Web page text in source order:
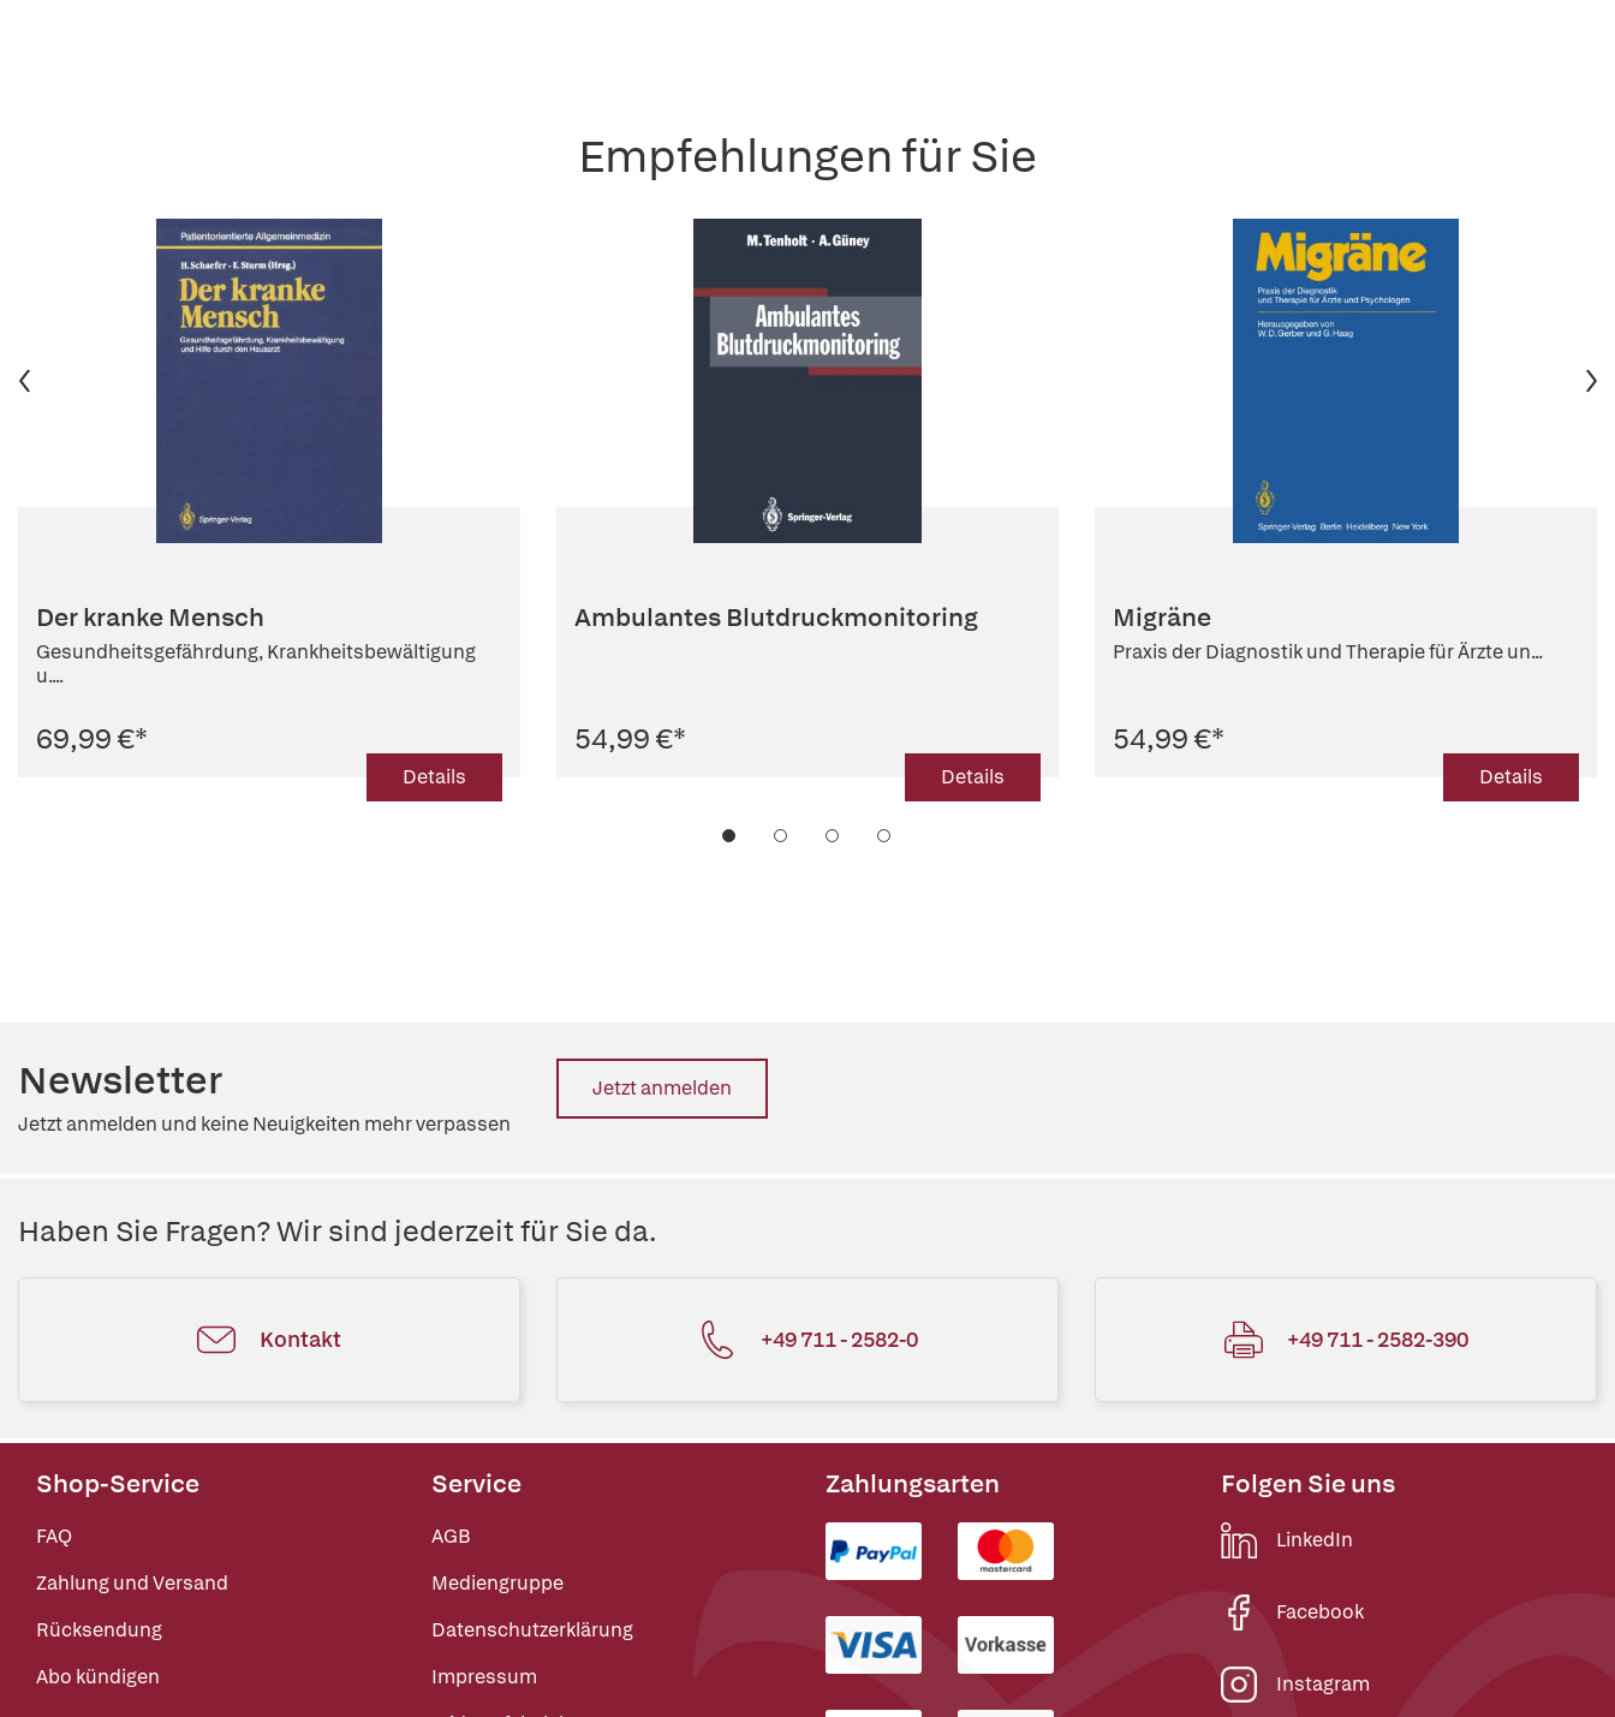
Empfehlungen für Sie
Der kranke Mensch
Gesundheitsgefährdung, Krankheitsbewältigung
u....
69,99 €*
Details
Ambulantes Blutdruckmonitoring
54,99 €*
Details
Migräne
Praxis der Diagnostik und Therapie für Ärzte un...
54,99 €*
Details
Newsletter
Jetzt anmelden und keine Neuigkeiten mehr verpassen
Jetzt anmelden
Haben Sie Fragen? Wir sind jederzeit für Sie da.
Kontakt +49 711 - 2582-0 +49 711 - 2582-390
Shop-Service
FAQ
Zahlung und Versand
Rücksendung
Abo kündigen
Service
AGB
Mediengruppe
Datenschutzerklärung
Impressum
Zahlungsarten Folgen Sie uns
LinkedIn
Facebook
Instagram